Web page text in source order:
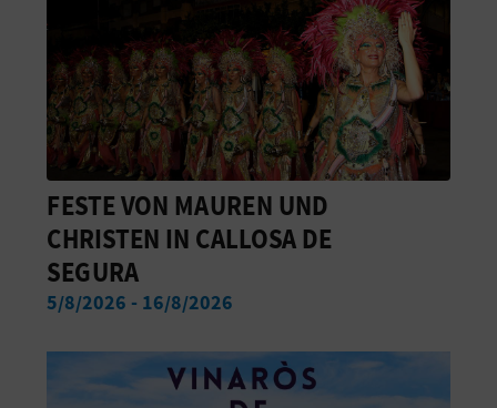
FESTE VON MAUREN UND
CHRISTEN IN CALLOSA DE
SEGURA
5/8/2026 - 16/8/2026